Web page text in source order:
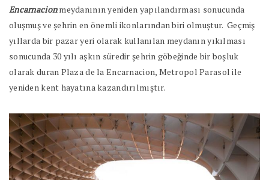
Encarnacionmeydanının yeniden yapılandırması sonucunda
oluşmuş ve şehrin en önemli ikonlarından biri olmuştur. Geçmiş
yıllarda bir pazar yeri olarak kullanılan meydanın yıkılması
sonucunda 30 yılı aşkın süredir şehrin göbeğinde bir boşluk
olarak duran Plaza de la Encarnacion, Metropol Parasol ile
yeniden kent hayatına kazandırılmıştır.